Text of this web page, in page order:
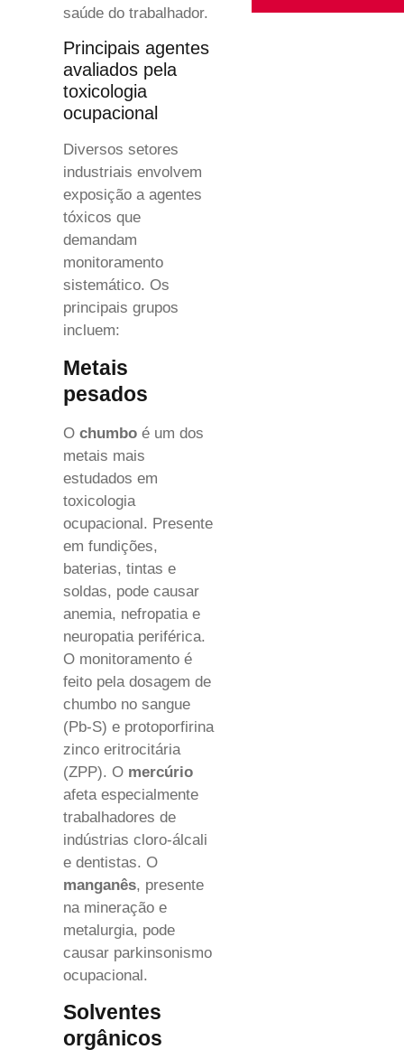
saúde do trabalhador.
Principais agentes
avaliados pela
toxicologia
ocupacional
Diversos setores
industriais envolvem
exposição a agentes
tóxicos que
demandam
monitoramento
sistemático. Os
principais grupos
incluem:
Metais
pesados
O chumbo é um dos
metais mais
estudados em
toxicologia
ocupacional. Presente
em fundições,
baterias, tintas e
soldas, pode causar
anemia, nefropatia e
neuropatia periférica.
O monitoramento é
feito pela dosagem de
chumbo no sangue
(Pb-S) e protoporfirina
zinco eritrocitária
(ZPP). O mercúrio
afeta especialmente
trabalhadores de
indústrias cloro-álcali
e dentistas. O
manganês, presente
na mineração e
metalurgia, pode
causar parkinsonismo
ocupacional.
Solventes
orgânicos